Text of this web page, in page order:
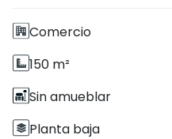
Comercio
150 m²
Sin amueblar
Planta baja